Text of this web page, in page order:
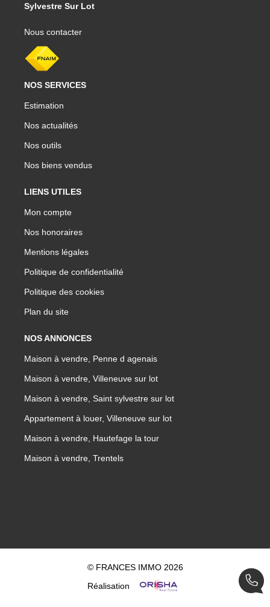
Sylvestre Sur Lot
Nous contacter
NOS SERVICES
Estimation
Nos actualités
Nos outils
Nos biens vendus
LIENS UTILES
Mon compte
Nos honoraires
Mentions légales
Politique de confidentialité
Politique des cookies
Plan du site
NOS ANNONCES
Maison à vendre, Penne d agenais
Maison à vendre, Villeneuve sur lot
Maison à vendre, Saint sylvestre sur lot
Appartement à louer, Villeneuve sur lot
Maison à vendre, Hautefage la tour
Maison à vendre, Trentels
© FRANCES IMMO 2026
Réalisation